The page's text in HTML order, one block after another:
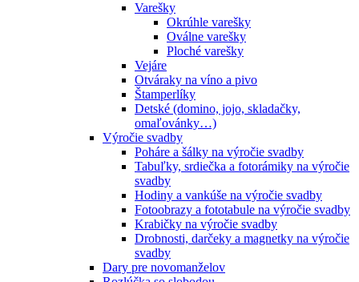
Varešky
Okrúhle varešky
Oválne varešky
Ploché varešky
Vejáre
Otváraky na víno a pivo
Štamperlíky
Detské (domino, jojo, skladačky,
omaľovánky…)
Výročie svadby
Poháre a šálky na výročie svadby
Tabuľky, srdiečka a fotorámiky na výročie
svadby
Hodiny a vankúše na výročie svadby
Fotoobrazy a fototabule na výročie svadby
Krabičky na výročie svadby
Drobnosti, darčeky a magnetky na výročie
svadby
Dary pre novomanželov